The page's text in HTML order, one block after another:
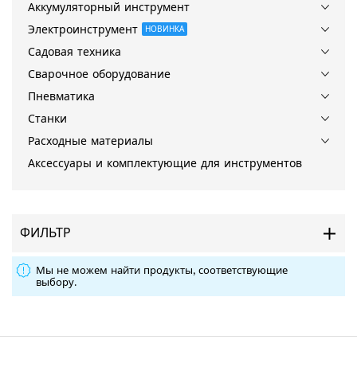
ФИЛЬТР
Мы не можем найти продукты, соответствующие
выбору.
Аккумуляторный инструмент
Электроинструмент
НОВИНКА
Садовая техника
Сварочное оборудование
Пневматика
Станки
Расходные материалы
Аксессуары и комплектующие для инструментов